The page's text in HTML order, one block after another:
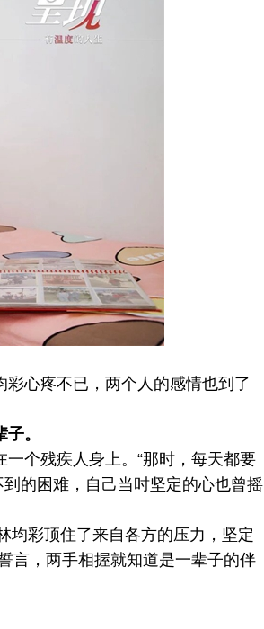
心疼不已，两个人的感情也到了
。
个残疾人身上。“那时，每天都要
到的困难，自己当时坚定的心也曾摇
均彩顶住了来自各方的压力，坚定
言，两手相握就知道是一辈子的伴